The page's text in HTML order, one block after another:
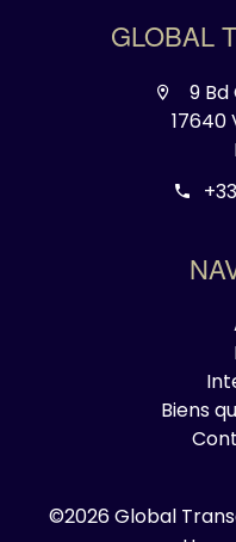
GLOBAL
9
17640
Biens
©2026 Global